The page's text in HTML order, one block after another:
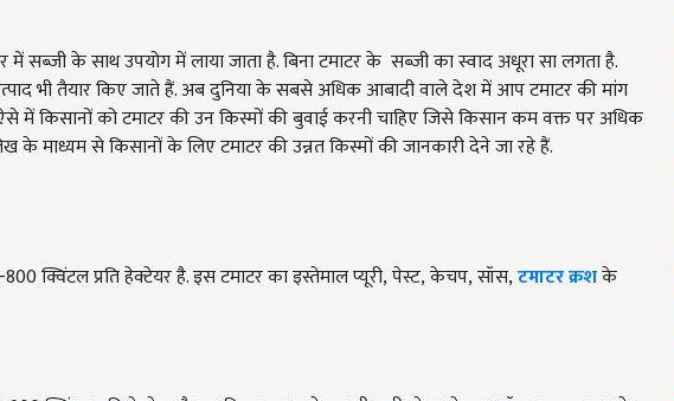
सब्जी के साथ उपयोग में लाया जाता है. बिना टमाटर के सब्जी का स्वाद अधूरा सा लगता है.
भी तैयार किए जाते हैं. अब दुनिया के सबसे अधिक आबादी वाले देश में आप टमाटर की मांग
में किसानों को टमाटर की उन किस्मों की बुवाई करनी चाहिए जिसे किसान कम वक्त पर अधिक
से किसानों के लिए टमाटर की उन्नत किस्मों की जानकारी देने जा रहे हैं.
800क्विंटल प्रति हेक्टेयर है. इस टमाटर का इस्तेमाल प्यूरी,पेस्ट,केचप,सॉस,टमाटर क्रशके